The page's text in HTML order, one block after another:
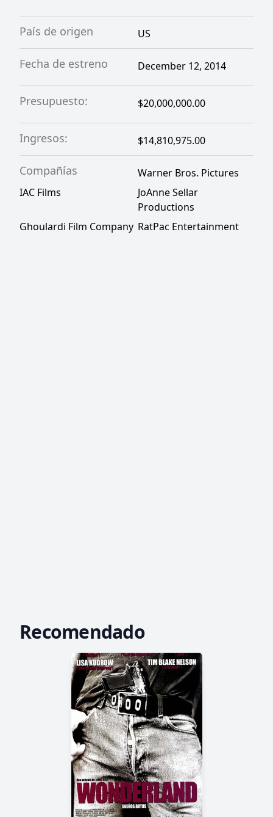
País de origen US
Fecha de estreno December 12, 2014
Presupuesto: $20,000,000.00
Ingresos: $14,810,975.00
Compañías
Warner Bros. Pictures
IAC Films
JoAnne Sellar
Productions
Ghoulardi Film Company RatPac Entertainment
Recomendado